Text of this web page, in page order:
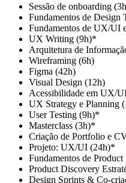
Sessão de onboarding
Fundamentos de
Fundamentos de UX/UI
UX Writing (9h)*
Arquitetura de
Wireframing (6h)
Figma (42h)
Visual Design (12h)
Acessibilidade em UX/
UX Strategy e Planning
User Testing (9h)*
Masterclass (3h)*
Criação de Portfolio e
Projeto: UX/UI (24h)*
Fundamentos de
Product Discovery
Design Sprints & Co-